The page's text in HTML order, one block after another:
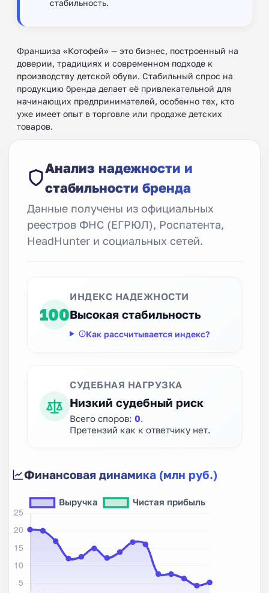
стабильность.
Франшиза «Котофей» — это бизнес, построенный на
доверии, традициях и современном подходе к
производству детской обуви. Стабильный спрос на
продукцию бренда делает её привлекательной для
начинающих предпринимателей, особенно тех, кто
уже имеет опыт в торговле или продаже детских
товаров.
Анализ надежности и
стабильности бренда
Данные получены из официальных
реестров ФНС (ЕГРЮЛ), Роспатента,
HeadHunter и социальных сетей.
100
ИНДЕКС НАДЕЖНОСТИ
Высокая стабильность
Как рассчитывается индекс?
СУДЕБНАЯ НАГРУЗКА
Низкий судебный риск
Всего споров: 0
Претензий как к ответчику нет.
Финансовая динамика (млн руб.)